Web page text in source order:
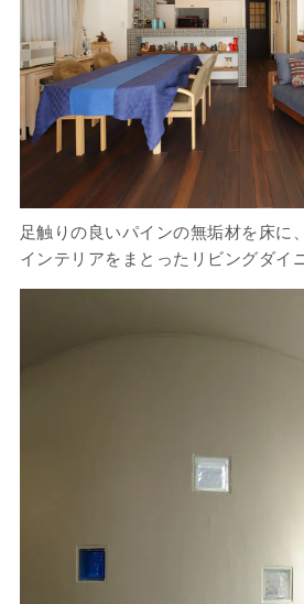
足触りの良いパインの無垢材を床に
インテリアをまとったリビングダイ